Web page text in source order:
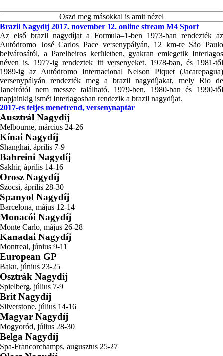
Oszd meg másokkal is amit nézel
Brazil Nagydíj 2017. november 12. online stream M4 Sport
Az első brazil nagydíjat a Formula–1-ben 1973-ban rendezték az
Autódromo José Carlos Pace versenypályán, 12 km-re São Paulo
belvárosától, a Parelheiros kerületben, gyakran emlegetik Interlagos
néven is. 1977-ig rendeztek itt versenyeket. 1978-ban, és 1981-től
1989-ig az Autódromo Internacional Nelson Piquet (Jacarepagua)
versenypályán rendezték meg a brazil nagydíjakat, mely Rio de
Janeirótól nem messze található. 1979-ben, 1980-ban és 1990-től
napjainkig ismét Interlagosban rendezik a brazil nagydíjat.
2017-es teljes menetrend, versenynaptár
Ausztrál Nagydíj
Melbourne, március 24-26
Kínai Nagydíj
Shanghai, április 7-9
Bahreini Nagydíj
Sakhir, április 14-16
Orosz Nagydíj
Szocsi, április 28-30
Spanyol Nagydíj
Barcelona, május 12-14
Monacói Nagydíj
Monte Carlo, május 26-28
Kanadai Nagydíj
Montreal, június 9-11
European GP
Baku, június 23-25
Osztrák Nagydíj
Spielberg, július 7-9
Brit Nagydíj
Silverstone, július 14-16
Magyar Nagydíj
Mogyoród, július 28-30
Belga Nagydíj
Spa-Francorchamps, augusztus 25-27